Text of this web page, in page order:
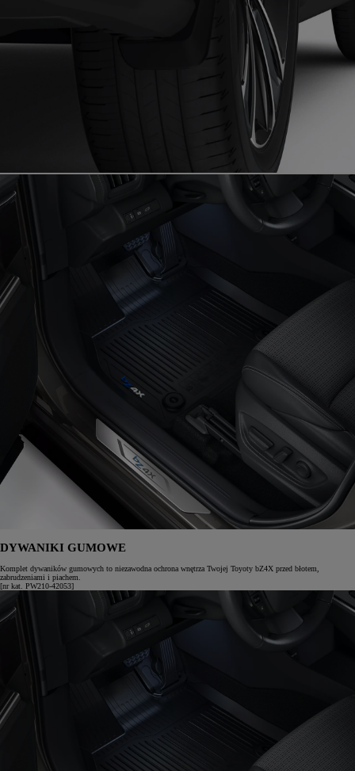
DYWANIKI GUMOWE
Komplet dywaników gumowych to niezawodna ochrona wnętrza Twojej Toyoty bZ4X przed błotem,
zabrudzeniami i piachem.
[nr kat. PW210-42053]